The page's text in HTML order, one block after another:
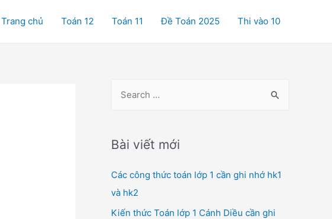
Trang chủ Toán 12 Toán 11 Đề Toán 2025 Thi vào 10
r
h
f
o
Bài viết mới
Các công thức toán lớp 1 cần ghi nhớ hk1
và hk2
Kiến thức Toán lớp 1 Cánh Diều cần ghi